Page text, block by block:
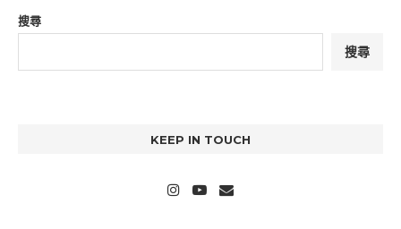
搜尋
搜尋
KEEP IN TOUCH